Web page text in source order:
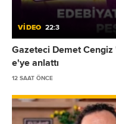
VİDEO 22:3
Gazeteci Demet Cengiz
e'ye anlattı
12 SAAT ÖNCE